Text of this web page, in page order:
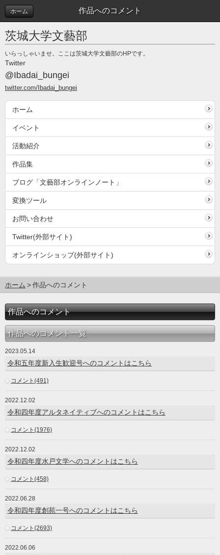
作品へのコメント
ホーム
茨城大学文藝部
いらっしゃいませ。ここは茨城大学文藝部のHPです。
Twitter
@Ibadai_bungei
twitter.com/Ibadai_bungei
ホーム
イベント
活動紹介
作品集
ブログ「文藝部オンラインノート」
変換ツール
お問い合わせ
Twitter(外部サイト)
オンラインショップ(外部サイト)
ホーム 作品へのコメント
作品へのコメント
作品へのコメント一覧
2023.05.14
令和五年度新入生歓迎号へのコメントはこちら
コメント(491)
2022.12.02
令和四年度アルタネイティブへのコメントはこちら
コメント(1976)
2022.12.02
令和四年度水戸文学へのコメントはこちら
コメント(458)
2022.06.28
令和四年度創苑一号へのコメントはこちら
コメント(2693)
2022.06.06